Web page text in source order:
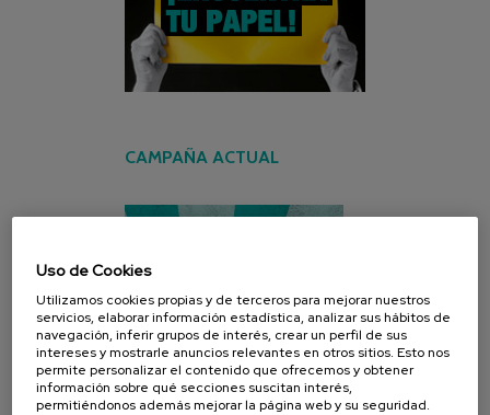
CAMPAÑA ACTUAL
Uso de Cookies
Utilizamos cookies propias y de terceros para mejorar nuestros
servicios, elaborar información estadística, analizar sus hábitos de
navegación, inferir grupos de interés, crear un perfil de sus
intereses y mostrarle anuncios relevantes en otros sitios. Esto nos
permite personalizar el contenido que ofrecemos y obtener
información sobre qué secciones suscitan interés,
permitiéndonos además mejorar la página web y su seguridad.